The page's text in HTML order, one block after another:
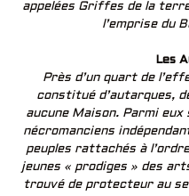
appelées Griffes de la
l’emprise du
Les
Près d’un quart de
constitué d’autarques,
aucune Maison. Parmi
nécromanciens
peuples rattachés à
jeunes « prodiges » des
trouvé de protecteur au